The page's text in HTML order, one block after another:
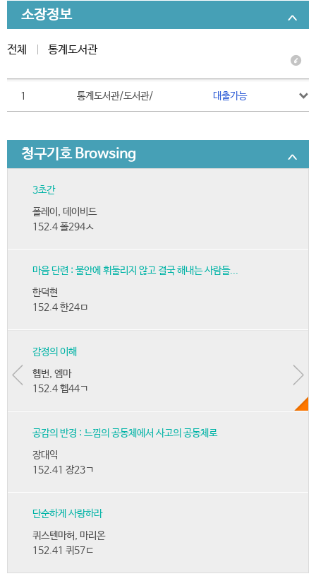
소장정보
전체 통계도서관
1 통계도서관/도서관/ 대출가능
청구기호 Browsing
3초간
폴레이, 데이비드
152.4 폴294ㅅ
마음 단련 : 불안에 휘둘리지 않고 결국 해내는 사람들...
한덕현
152.4 한24ㅁ
감정의 이해
헵번, 엠마
152.4 헵44ㄱ
공감의 반경 : 느낌의 공동체에서 사고의 공동체로
장대익
152.41 장23ㄱ
단순하게 사랑하라
퀴스텐마허, 마리온
152.41 퀴57ㄷ